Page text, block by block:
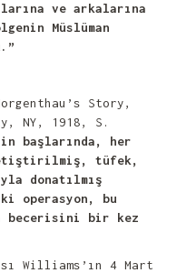
ve arkalarına
Müslüman
Story,
NY, 1918, S.
başlarında, her
tüfek,
donatılmış
operasyon, bu
becerisini bir kez
Williams’ın 4 Mart